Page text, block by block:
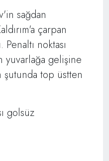
sağdan
çarpan
noktası
yuvarlağa gelişine
top üstten
golsüz